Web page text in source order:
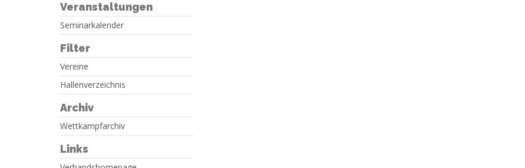
Veranstaltungen
Seminarkalender
Filter
Vereine
Hallenverzeichnis
Archiv
Wettkampfarchiv
Links